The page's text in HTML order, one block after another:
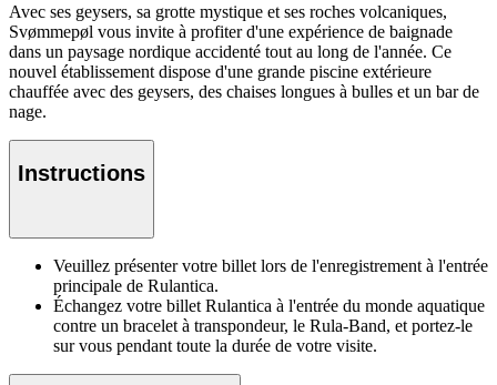
Avec ses geysers, sa grotte mystique et ses roches volcaniques,
Svømmepøl vous invite à profiter d'une expérience de baignade
dans un paysage nordique accidenté tout au long de l'année. Ce
nouvel établissement dispose d'une grande piscine extérieure
chauffée avec des geysers, des chaises longues à bulles et un bar de
nage.
Instructions
Veuillez présenter votre billet lors de l'enregistrement à l'entrée
principale de Rulantica.
Échangez votre billet Rulantica à l'entrée du monde aquatique
contre un bracelet à transpondeur, le Rula-Band, et portez-le
sur vous pendant toute la durée de votre visite.